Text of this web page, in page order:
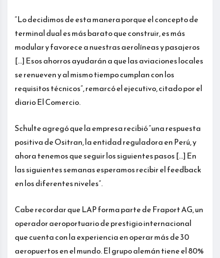
“Lo decidimos de esta manera porque el concepto de
terminal dual es más barato que construir, es más
modular y favorece a nuestras aerolíneas y pasajeros
[…] Esos ahorros ayudarán a que las aviaciones locales
se renueven y al mismo tiempo cumplan con los
requisitos técnicos”, remarcó el ejecutivo, citado por el
diario El Comercio.
Schulte agregó que la empresa recibió “una respuesta
positiva de Ositran, la entidad reguladora en Perú, y
ahora tenemos que seguir los siguientes pasos […] En
las siguientes semanas esperamos recibir el feedback
en los diferentes niveles”.
Cabe recordar que LAP forma parte de Fraport AG, un
operador aeroportuario de prestigio internacional
que cuenta con la experiencia en operar más de 30
aeropuertos en el mundo. El grupo alemán tiene el 80%